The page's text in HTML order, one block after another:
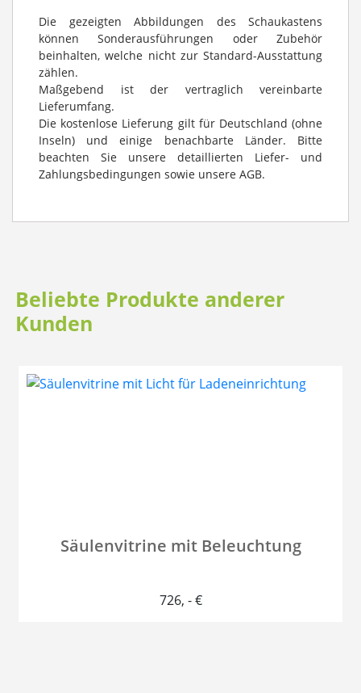
Die gezeigten Abbildungen des Schaukastens
können Sonderausführungen oder Zubehör
beinhalten, welche nicht zur Standard-Ausstattung
zählen.
Maßgebend ist der vertraglich vereinbarte
Lieferumfang.
Die kostenlose Lieferung gilt für Deutschland (ohne
Inseln) und einige benachbarte Länder. Bitte
beachten Sie unsere detaillierten Liefer- und
Zahlungsbedingungen sowie unsere AGB.
Beliebte Produkte anderer
Kunden
Säulenvitrine mit Beleuchtung
726, - €